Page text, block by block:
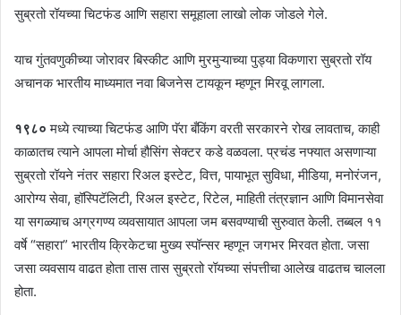
सुब्रतो रॉयच्या चिटफंड आणि सहारा समूहाला लाखो लोक जोडले गेले.
याच गुंतवणुकीच्या जोरावर बिस्कीट आणि मुरमुऱ्याच्या पुड्या विकणारा सुब्रतो रॉय
अचानक भारतीय माध्यमात नवा बिजनेस टायकून म्हणून मिरवू लागला.
१९८०मध्ये त्याच्या चिटफंड आणि पॅरा बँकिंग वरती सरकारने रोख लावताच, काही
काळातच त्याने आपला मोर्चा हौसिंग सेक्टर कडे वळवला. प्रचंड नफ्यात असणाऱ्या
सुब्रतो रॉयने नंतर सहारा रिअल इस्टेट, वित्त, पायाभूत सुविधा, मीडिया, मनोरंजन,
आरोग्य सेवा, हॉस्पिटॅलिटी, रिअल इस्टेट, रिटेल, माहिती तंत्रज्ञान आणि विमानसेवा
या सगळ्याच अग्रगण्य व्यवसायात आपला जम बसवण्याची सुरुवात केली. तब्बल ११
वर्षे “सहारा” भारतीय क्रिकेटचा मुख्य स्पॉन्सर म्हणून जगभर मिरवत होता. जसा
जसा व्यवसाय वाढत होता तास तास सुब्रतो रॉयच्या संपत्तीचा आलेख वाढतच चालला
होता.